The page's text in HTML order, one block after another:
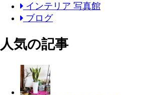
インテリア 写真館
ブログ
人気の記事